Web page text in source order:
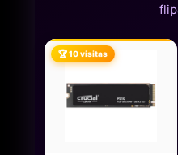
🏆 10 visitas